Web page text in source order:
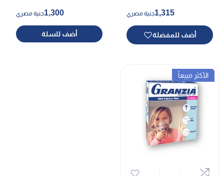
جنية مصري1,315
أضف للمفضلة
جنية مصري1,300
أضف للسلة
الأكثر مبيعاً